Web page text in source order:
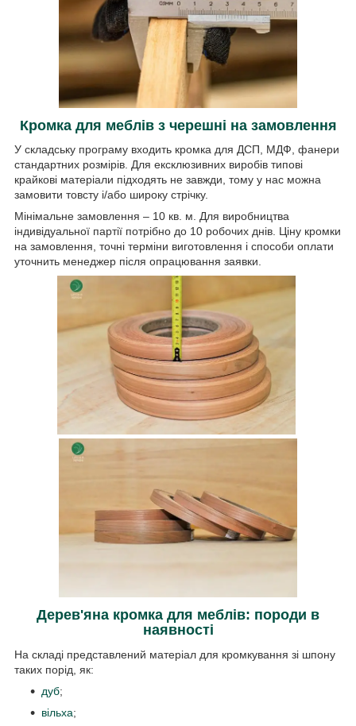
Кромка для меблів з черешні на замовлення
У складську програму входить кромка для ДСП, МДФ, фанери
стандартних розмірів. Для ексклюзивних виробів типові
крайкові матеріали підходять не завжди, тому у нас можна
замовити товсту і/або широку стрічку.
Мінімальне замовлення – 10 кв. м. Для виробництва
індивідуальної партії потрібно до 10 робочих днів. Ціну кромки
на замовлення, точні терміни виготовлення і способи оплати
уточнить менеджер після опрацювання заявки.
Дерев'яна кромка для меблів: породи в
наявності
На складі представлений матеріал для кромкування зі шпону
таких порід, як:
дуб;
вільха;